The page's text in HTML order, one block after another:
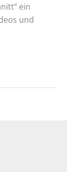
ein
und